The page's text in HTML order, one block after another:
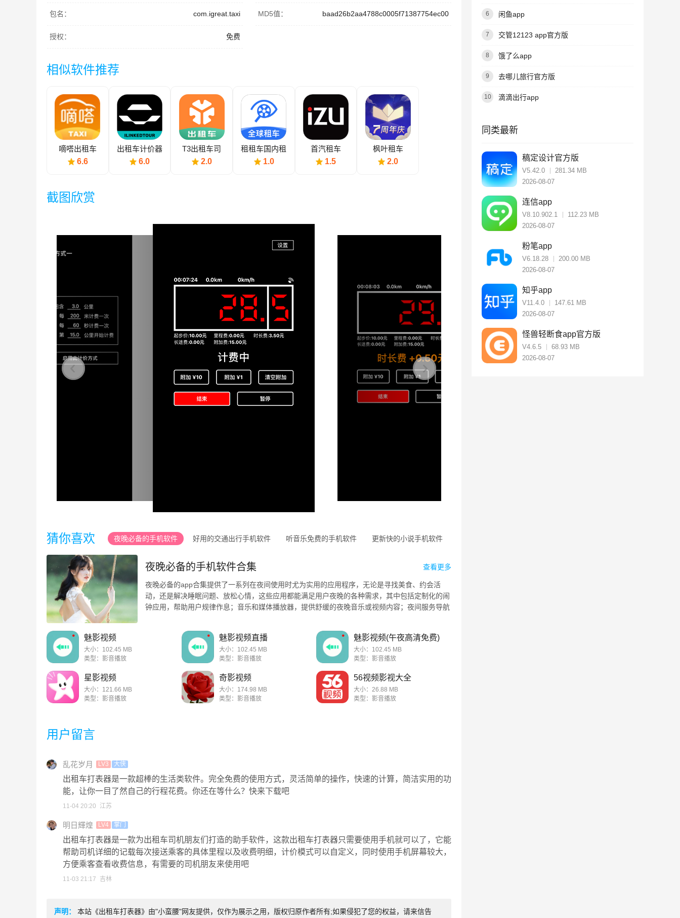
包名： com.igreat.taxi MD5值： baad26b2aa4788c0005f71387754ec00
授权： 免费
相似软件推荐
嘀嗒出租车
6.6
出租车计价器
6.0
T3出租车司
机2.0
租租车国内租
车1.0
首汽租车
1.5
枫叶租车
2.0
截图欣赏
猜你喜欢 夜晚必备的手机软件 好用的交通出行手机软件 听音乐免费的手机软件 更新快的小说手机软件
夜晚必备的手机软件合集 查看更多
夜晚必备的app合集提供了一系列在夜间使用时尤为实用的应用程序，无论是寻找美食、约会活
动，还是解决睡眠问题、放松心情，这些应用都能满足用户夜晚的各种需求，其中包括定制化的闹
钟应用，帮助用户规律作息；音乐和媒体播放器，提供舒缓的夜晚音乐或视频内容；夜间服务导航
魅影视频
大小：102.45 MB
类型：影音播放
魅影视频直播
大小：102.45 MB
类型：影音播放
魅影视频(午夜高清免费)
大小：102.45 MB
类型：影音播放
星影视频
大小：121.66 MB
类型：影音播放
奇影视频
大小：174.98 MB
类型：影音播放
56视频影视大全
大小：26.88 MB
类型：影音播放
用户留言
乱花岁月 LV3 大侠
出租车打表器是一款超棒的生活类软件。完全免费的使用方式，灵活简单的操作，快速的计算，简洁实用的功
能，让你一目了然自己的行程花费。你还在等什么？快来下载吧
11-04 20:20 江苏
明日輝煌 LV4 掌门
出租车打表器是一款为出租车司机朋友们打造的助手软件，这款出租车打表器只需要使用手机就可以了，它能
帮助司机详细的记载每次接送乘客的具体里程以及收费明细，计价模式可以自定义，同时使用手机屏幕较大，
方便乘客查看收费信息，有需要的司机朋友来使用吧
11-03 21:17 吉林
声明：
本站《出租车打表器》由"小蛮腰"网友提供，仅作为展示之用，版权归原作者所有;如果侵犯了您的权益，请来信告
6 闲鱼app
7 交管12123 app官方版
8 饿了么app
9 去哪儿旅行官方版
10 滴滴出行app
同类最新
稿定设计官方版
V5.42.0
281.34 MB
2026-08-07
连信app
V8.10.902.1
112.23 MB
2026-08-07
粉笔app
V6.18.28
200.00 MB
2026-08-07
知乎app
V11.4.0
147.61 MB
2026-08-07
怪兽轻断食app官方版
V4.6.5
68.93 MB
2026-08-07